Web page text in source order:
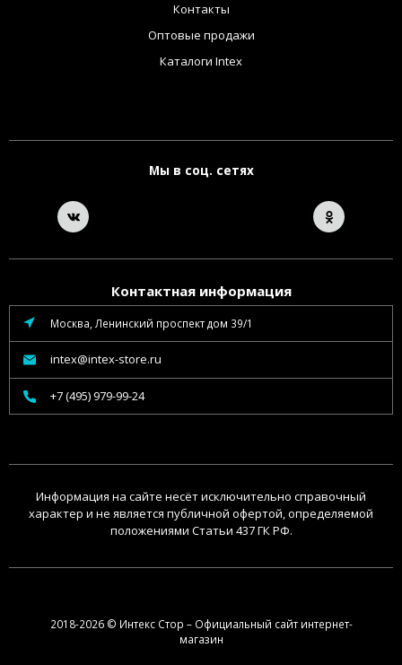
Контакты
Оптовые продажи
Каталоги Intex
Мы в соц. сетях
Контактная информация
Москва, Ленинский проспект дом 39/1
intex@intex-store.ru
+7 (495) 979-99-24
Информация на сайте несёт исключительно справочный
характер и не является публичной офертой, определяемой
положениями Статьи 437 ГК РФ.
2018-2026 © Интекс Стор – Официальный сайт интернет-
магазин